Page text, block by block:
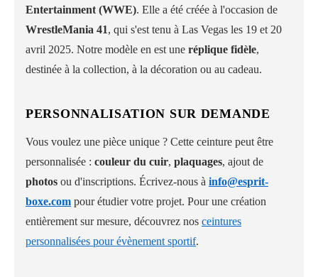
Entertainment (WWE). Elle a été créée à l'occasion de
WrestleMania 41, qui s'est tenu à Las Vegas les 19 et 20
avril 2025. Notre modèle en est une réplique fidèle,
destinée à la collection, à la décoration ou au cadeau.
PERSONNALISATION SUR DEMANDE
Vous voulez une pièce unique ? Cette ceinture peut être
personnalisée : couleur du cuir, plaquages, ajout de
photos ou d'inscriptions. Écrivez-nous à info@esprit-
boxe.com pour étudier votre projet. Pour une création
entièrement sur mesure, découvrez nos ceintures
personnalisées pour évènement sportif.